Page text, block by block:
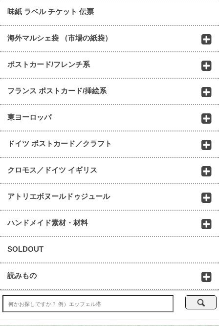
味紙 ラベル チケット 伝票
海外マルシェ袋 （市場の紙袋）
ポストカード/フレンチ系
フランス ポストカード/挿絵系
東ヨーロッパ
ドイツ ポストカード／クラフト
クロモス／ドイツ イギリス
アトリエボヌールドゥジュール
ハンドメイド素材・材料
SOLDOUT
読みもの